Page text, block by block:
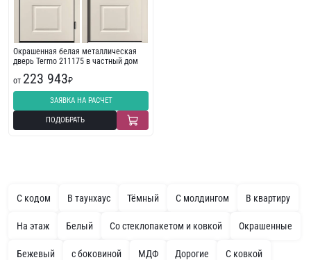
Окрашенная белая металлическая
дверь Termo 211175 в частный дом
от 223 943₽
ЗАЯВКА НА РАСЧЕТ
ПОДОБРАТЬ
С кодом В таунхаус Тёмный С молдингом В квартиру
На этаж Белый Со стеклопакетом и ковкой Окрашенные
Бежевый с боковиной МДФ Дорогие С ковкой